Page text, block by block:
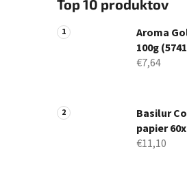
Top 10 produktov
Aroma
100g
€7,64
Basilur
papier
€11,10